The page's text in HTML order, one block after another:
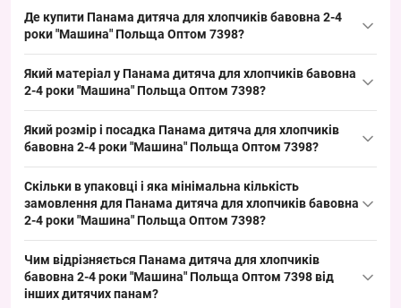
Де купити Панама дитяча для хлопчиків бавовна 2-4
роки "Машина" Польща Оптом 7398?
"Машина" Польща Оптом 7398 можна оптом з Одеси 7КМ —
закриває базовий попит на дитячі панамки.
Який матеріал у Панама дитяча для хлопчиків бавовна
2-4 роки "Машина" Польща Оптом 7398?
що забезпечує хорошу повітропроникність в літній сезон і
дитячому напрямі.
Який розмір і посадка Панама дитяча для хлопчиків
бавовна 2-4 роки "Машина" Польща Оптом 7398?
дитяча стандартна для панамок цієї вікової групи і закриває
базовий асортимент, що полегшує підбір на оптових точках
Скільки в упаковці і яка мінімальна кількість
замовлення для Панама дитяча для хлопчиків бавовна
2-4 роки "Машина" Польща Оптом 7398?
формат підходить для швидкого поповнення товарних місць і
дозволяє формувати вигідні партії для оптових продажів у
Чим відрізняється Панама дитяча для хлопчиків
бавовна 2-4 роки "Машина" Польща Оптом 7398 від
інших дитячих панам?